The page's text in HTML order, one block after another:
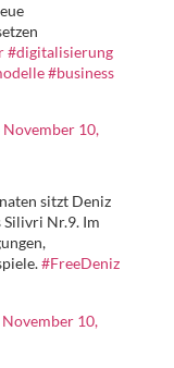
#digitalisierung
#business
November 10,
sitzt Deniz
Nr.9. Im
#FreeDeniz
November 10,